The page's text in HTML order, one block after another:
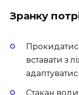
Зранку
вставати з
Стакан